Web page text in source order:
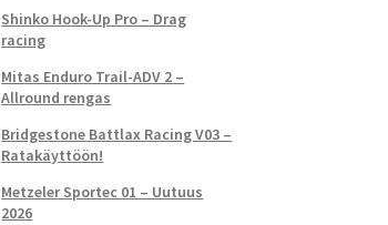
Shinko Hook-Up Pro – Drag
racing
Mitas Enduro Trail-ADV 2 –
Allround rengas
Bridgestone Battlax Racing V03 –
Ratakäyttöön!
Metzeler Sportec 01 – Uutuus
2026